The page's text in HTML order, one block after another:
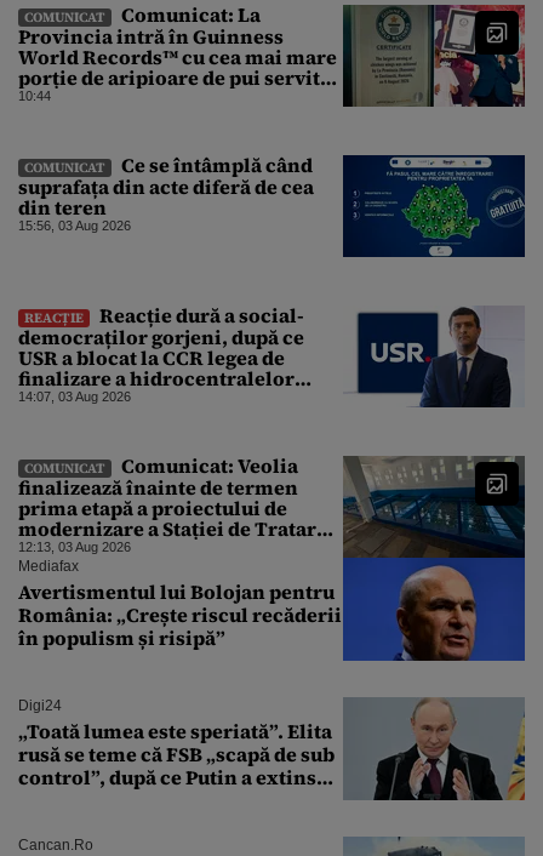
COMUNICAT
Comunicat: La
Provincia intră în Guinness
World Records™ cu cea mai mare
porție de aripioare de pui servită
la un eveniment
10:44
COMUNICAT
Ce se întâmplă când
suprafața din acte diferă de cea
din teren
15:56, 03 Aug 2026
REACȚIE
Reacție dură a social-
democraților gorjeni, după ce
USR a blocat la CCR legea de
finalizare a hidrocentralelor
abandonate. „Nu ne-ar surprinde
abătut o cupolă de foc”
14:07, 03 Aug 2026
COMUNICAT
Comunicat: Veolia
finalizează înainte de termen
prima etapă a proiectului de
modernizare a Stației de Tratare a
Apei Potabile Cerbureni
12:13, 03 Aug 2026
Mediafax
Avertismentul lui Bolojan pentru
România: „Crește riscul recăderii
în populism și risipă”
Digi24
„Toată lumea este speriată”. Elita
rusă se teme că FSB „scapă de sub
control”, după ce Putin a extins
Cancan.ro